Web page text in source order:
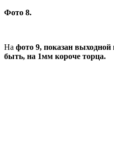
Фото 8.
На фото 9, показан
быть, на 1мм короче торца.